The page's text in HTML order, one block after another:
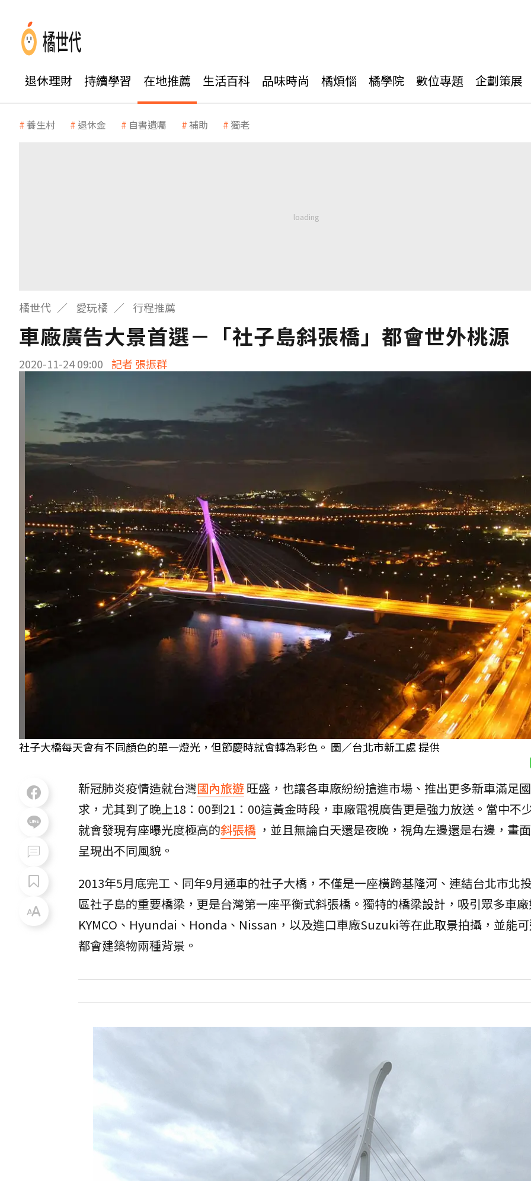
退休理財 持續學習 在地推薦 生活百科 品味時尚 橘煩惱 橘學院 數位專題 企劃策展
養生村 退休金 自書遺囑 補助 獨老
橘世代 愛玩橘 行程推薦
車廠廣告大景首選－「社子島斜張橋」都會世外桃源
2020-11-24 09:00 記者 張振群
社子大橋每天會有不同顏色的單一燈光，但節慶時就會轉為彩色。 圖／台北市新工處 提供
新冠肺炎疫情造就台灣國內旅遊旺盛，也讓各車廠紛紛搶進市場、推出更多新車滿足
求，尤其到了晚上18：00到21：00這黃金時段，車廠電視廣告更是強力放送。當中不
就會發現有座曝光度極高的斜張橋 ，並且無論白天還是夜晚，視角左邊還是右邊，畫
呈現出不同風貌。
2013年5月底完工、同年9月通車的社子大橋，不僅是一座橫跨基隆河、連結台北市北
區社子島的重要橋梁，更是台灣第一座平衡式斜張橋。獨特的橋梁設計，吸引眾多車
KYMCO、Hyundai、Honda、Nissan，以及進口車廠Suzuki等在此取景拍攝，並能
都會建築物兩種背景。